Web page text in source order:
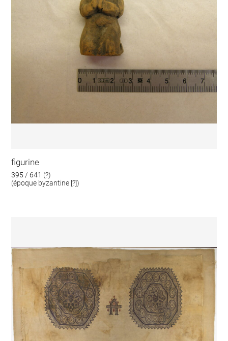
figurine
395 / 641 (?)
(époque byzantine [?])